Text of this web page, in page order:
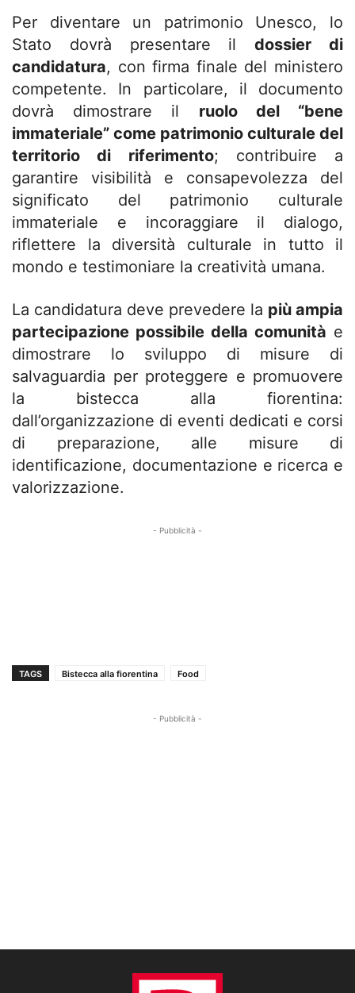
Per diventare un patrimonio Unesco, lo
Stato dovrà presentare ildossier di
candidatura, con firma finale del ministero
competente. In particolare, il documento
dovrà dimostrare il ruolo del “bene
immateriale” come patrimonio culturale del
territorio di riferimento; contribuire a
garantire visibilità e consapevolezza del
significato del patrimonio culturale
immateriale e incoraggiare il dialogo,
riflettere la diversità culturale in tutto il
mondo e testimoniare la creatività umana.
La candidatura deve prevedere la più ampia
partecipazione possibile della comunità e
dimostrare lo sviluppo di misure di
salvaguardia per proteggere e promuovere
la bistecca alla fiorentina:
dall’organizzazione di eventi dedicati e corsi
di preparazione, alle misure di
identificazione, documentazione e ricerca e
valorizzazione.
- Pubblicità -
TAGS Bistecca alla fiorentina Food
- Pubblicità -